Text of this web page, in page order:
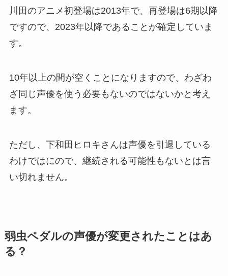
川田のアニメ初登場は2013年で、再登場は6期以降
ですので、2023年以降であることが確定していま
す。
10年以上の間が空くことになりますので、わざわ
ざ同じ声優を使う必要もないのではないかと考え
ます。
ただし、下和田ヒロキさんは声優を引退している
わけではにので、継続される可能性もないとは言
い切れません。
弱虫ペダルの声優が変更されたことはあ
る？